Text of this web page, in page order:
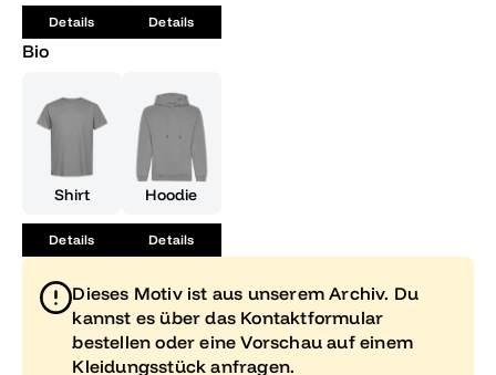
Details Details
Bio
Shirt
Details
Hoodie
Details
Dieses Motiv ist aus unserem Archiv. Du
kannst es über das Kontaktformular
bestellen oder eine Vorschau auf einem
Kleidungsstück anfragen.